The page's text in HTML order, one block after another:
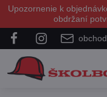
Upozornenie k
obdržaní